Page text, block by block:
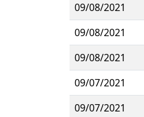
09/08/2021
09/08/2021
09/08/2021
09/07/2021
09/07/2021